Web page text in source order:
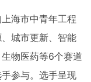
海市中青年工程
城市更新、智能
物医药等6个赛道
参与。选手呈现